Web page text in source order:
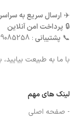
✈️ ارسال سریع به
🔒 پرداخت امن آنلاین
📞 پشتیبانی: 09369085258 | 09393198490
با ما به طبیعت
لینک های مهم
- صفحه اصلی